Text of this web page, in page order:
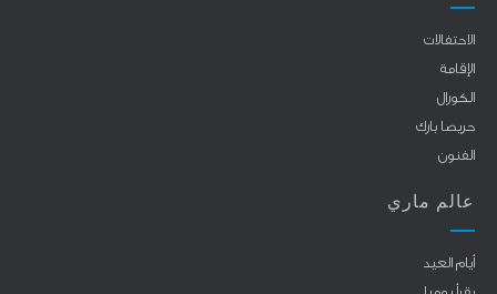
الاحتفالات
الإقامة
الكورال
حريصا بارك
الفنون
عالم ماري
أيام العيد